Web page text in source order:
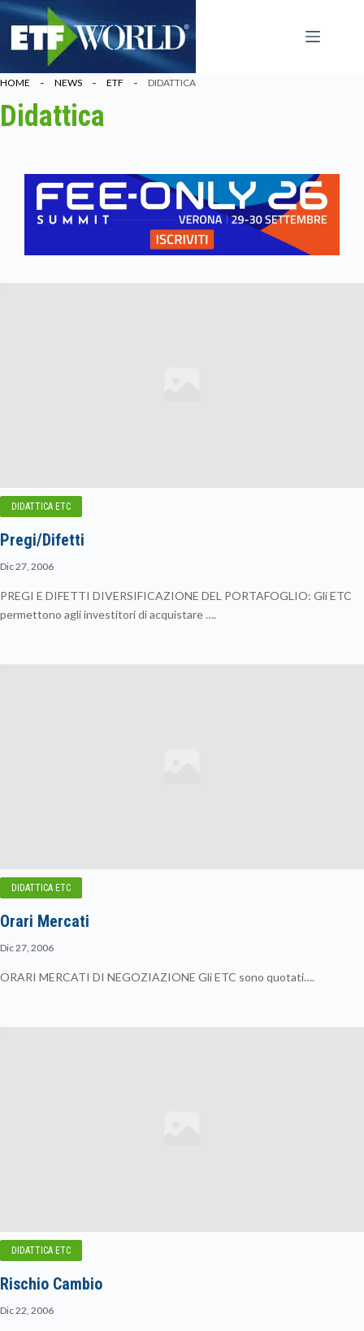
Salta
contenuto
HOME NEWS ETF DIDATTICA
Didattica
DIDATTICA ETC
Pregi/Difetti
Dic 27, 2006
PREGI E DIFETTI DIVERSIFICAZIONE DEL PORTAFOGLIO: Gli ETC
permettono agli investitori di acquistare ….
DIDATTICA ETC
Orari Mercati
Dic 27, 2006
ORARI MERCATI DI NEGOZIAZIONE Gli ETC sono quotati….
DIDATTICA ETC
Rischio Cambio
Dic 22, 2006